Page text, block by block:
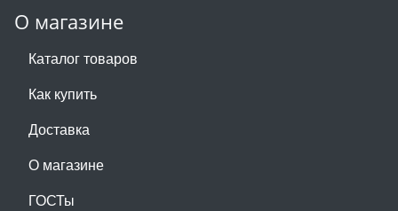
О магазине
Каталог товаров
Как купить
Доставка
О магазине
ГОСТы